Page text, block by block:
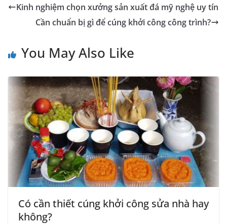
Kinh nghiệm chọn xưởng sản xuất đá mỹ nghệ uy tín
Cần chuẩn bị gì để cúng khởi công công trình?
You May Also Like
Có cần thiết cúng khởi công sửa nhà hay
không?